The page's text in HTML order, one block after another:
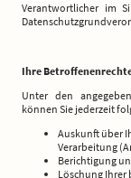
Verantwortlicher im
Ihre
Unter den
können Sie jederzeit
Auskunft über
Verarbeitung
Berichtigung
Löschung Ihrer